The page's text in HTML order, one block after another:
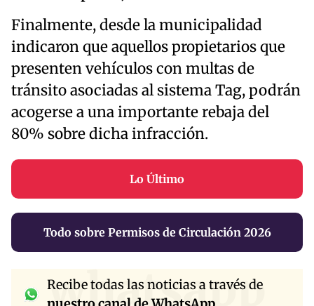
Finalmente, desde la municipalidad
indicaron que aquellos propietarios que
presenten vehículos con multas de
tránsito asociadas al sistema Tag, podrán
acogerse a una importante rebaja del
80% sobre dicha infracción.
Lo Último
Todo sobre Permisos de Circulación 2026
whatsapp
Recibe todas las noticias a través de